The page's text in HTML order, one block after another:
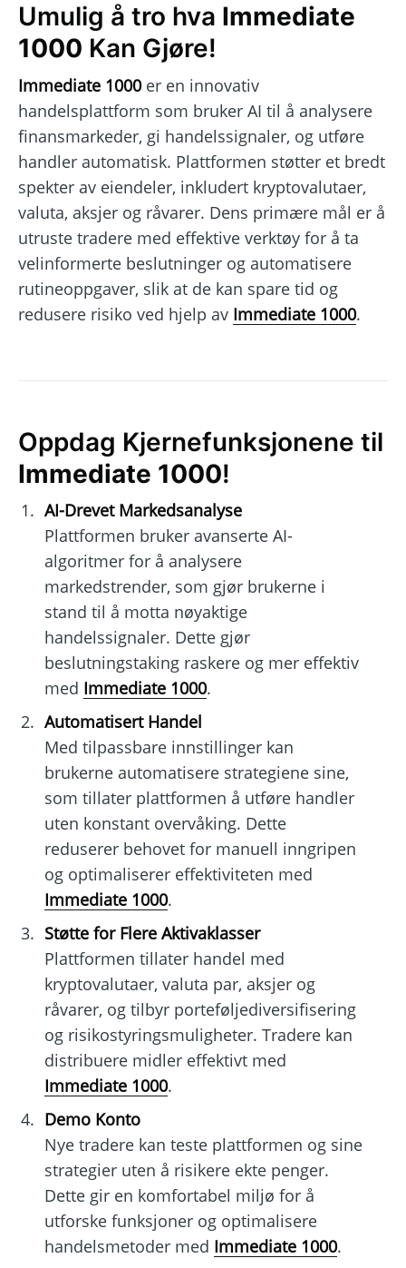
Umulig å tro hva Immediate
1000 Kan Gjøre!
Immediate 1000er en innovativ
handelsplattform som bruker AI til å analysere
finansmarkeder, gi handelssignaler, og utføre
handler automatisk. Plattformen støtter et bredt
spekter av eiendeler, inkludert kryptovalutaer,
valuta, aksjer og råvarer. Dens primære mål er å
utruste tradere med effektive verktøy for å ta
velinformerte beslutninger og automatisere
rutineoppgaver, slik at de kan spare tid og
redusere risiko ved hjelp av Immediate 1000.
Oppdag Kjernefunksjonene til
Immediate 1000!
AI-Drevet Markedsanalyse
Plattformen bruker avanserte AI-
algoritmer for å analysere
markedstrender, som gjør brukerne i
stand til å motta nøyaktige
handelssignaler. Dette gjør
beslutningstaking raskere og mer effektiv
med Immediate 1000.
Automatisert Handel
Med tilpassbare innstillinger kan
brukerne automatisere strategiene sine,
som tillater plattformen å utføre handler
uten konstant overvåking. Dette
reduserer behovet for manuell inngripen
og optimaliserer effektiviteten med
Immediate 1000.
Støtte for Flere Aktivaklasser
Plattformen tillater handel med
kryptovalutaer, valuta par, aksjer og
råvarer, og tilbyr porteføljediversifisering
og risikostyringsmuligheter. Tradere kan
distribuere midler effektivt med
Immediate 1000.
Demo Konto
Nye tradere kan teste plattformen og sine
strategier uten å risikere ekte penger.
Dette gir en komfortabel miljø for å
utforske funksjoner og optimalisere
handelsmetoder med Immediate 1000.